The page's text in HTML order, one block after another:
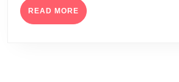
READ MORE READ
MORE